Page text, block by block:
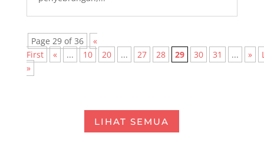
khawatir untuk mengeluarkan banyak biaya
dengan membeli yang baru. Kali ini, kami akan
membahas...
Jasa Tank Cleaning Gresik